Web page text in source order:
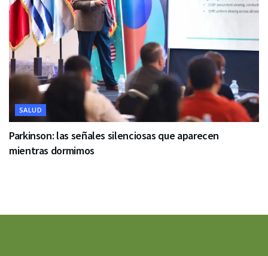
SALUD
Parkinson: las señales silenciosas que aparecen
mientras dormimos